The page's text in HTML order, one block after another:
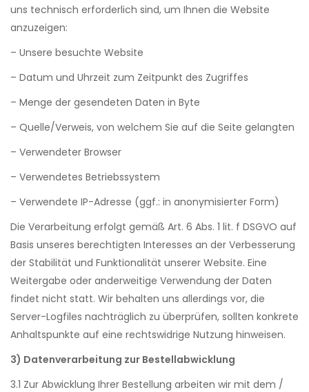
uns technisch erforderlich sind, um Ihnen die Website
anzuzeigen:
– Unsere besuchte Website
– Datum und Uhrzeit zum Zeitpunkt des Zugriffes
– Menge der gesendeten Daten in Byte
– Quelle/Verweis, von welchem Sie auf die Seite gelangten
– Verwendeter Browser
– Verwendetes Betriebssystem
– Verwendete IP-Adresse (ggf.: in anonymisierter Form)
Die Verarbeitung erfolgt gemäß Art. 6 Abs. 1 lit. f DSGVO auf
Basis unseres berechtigten Interesses an der Verbesserung
der Stabilität und Funktionalität unserer Website. Eine
Weitergabe oder anderweitige Verwendung der Daten
findet nicht statt. Wir behalten uns allerdings vor, die
Server-Logfiles nachträglich zu überprüfen, sollten konkrete
Anhaltspunkte auf eine rechtswidrige Nutzung hinweisen.
3) Datenverarbeitung zur Bestellabwicklung
3.1 Zur Abwicklung Ihrer Bestellung arbeiten wir mit dem /